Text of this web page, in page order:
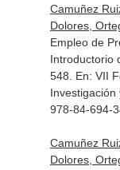
Camuñez
Dolores,
Empleo de
Introductorio
548. En: VII
Investigación
978-84-694-
Camuñez
Dolores,